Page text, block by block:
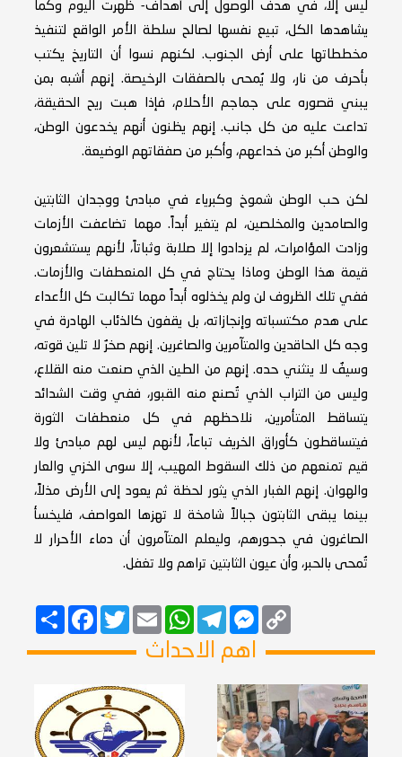
ليس إلا، في هدف الوصول إلى أهداف- ظهرت اليوم وكما
يشاهدها الكل، تبيع نفسها لصالح سلطة الأمر الواقع لتنفيذ
مخططاتها على أرض الجنوب. لكنهم نسوا أن التاريخ يكتب
بأحرف من نار، ولا يُمحى بالصفقات الرخيصة. إنهم أشبه بمن
يبني قصوره على جماجم الأحلام، فإذا هبت ريح الحقيقة،
تداعت عليه من كل جانب. إنهم يظنون أنهم يخدعون الوطن،
والوطن أكبر من خداعهم، وأكبر من صفقاتهم الوضيعة.
لكن حب الوطن شموخ وكبرياء في مبادئ ووجدان الثابتين
والصامدين والمخلصين، لم يتغير أبداً. مهما تضاعفت الأزمات
وزادت المؤامرات، لم يزدادوا إلا صلابة وثباتاً، لأنهم يستشعرون
قيمة هذا الوطن وماذا يحتاج في كل المنعطفات والأزمات.
ففي تلك الظروف لن ولم يخذلوه أبداً مهما تكالبت كل الأعداء
على هدم مكتسباته وإنجازاته، بل يقفون كالذئاب الهادرة في
وجه كل الحاقدين والمتآمرين والصاغرين. إنهم صخرٌ لا تلين قوته،
وسيفٌ لا ينثني حده. إنهم من الطين الذي صنعت منه القلاع،
وليس من التراب الذي تُصنع منه القبور، ففي وقت الشدائد
يتساقط المتأمرين، نلاحظهم في كل منعطفات الثورة
فيتساقطون كأوراق الخريف تباعاً، لأنهم ليس لهم مبادئ ولا
قيم تمنعهم من ذلك السقوط المهيب، إلا سوى الخزي والعار
والهوان. إنهم الغبار الذي يثور لحظة ثم يعود إلى الأرض مذلاً،
بينما يبقى الثابتون جبالاً شامخة لا تهزها العواصف، فليخسأ
الصاغرون في جحورهم، وليعلم المتآمرون أن دماء الأحرار لا
تُمحى بالحبر، وأن عيون الثابتين تراهم ولا تغفل.
انشر
FacebookTwitterEmail
WhatsAppTelegram
MessengerCopy
Link
اهم الاحداث